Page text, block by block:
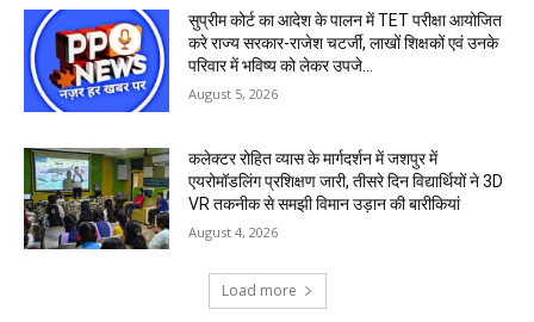
सुप्रीम कोर्ट का आदेश के पालन में TET परीक्षा आयोजित
करे राज्य सरकार-राजेश चटर्जी, लाखों शिक्षकों एवं उनके
परिवार में भविष्य को लेकर उपजे...
August 5, 2026
कलेक्टर रोहित व्यास के मार्गदर्शन में जशपुर में
एयरोमॉडलिंग प्रशिक्षण जारी, तीसरे दिन विद्यार्थियों ने 3D
VR तकनीक से समझी विमान उड़ान की बारीकियां
August 4, 2026
Load more